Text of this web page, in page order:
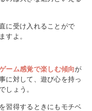
に受け入れることがで
すよ。
ーム感覚で楽しむ傾向が
に対して、遊び心を持っ
しょう。
習得するときにもモチベ